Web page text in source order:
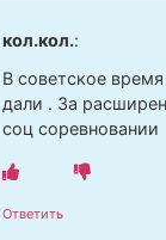
кол.кол.:
В советское
дали . За
соц соревновании
Ответить